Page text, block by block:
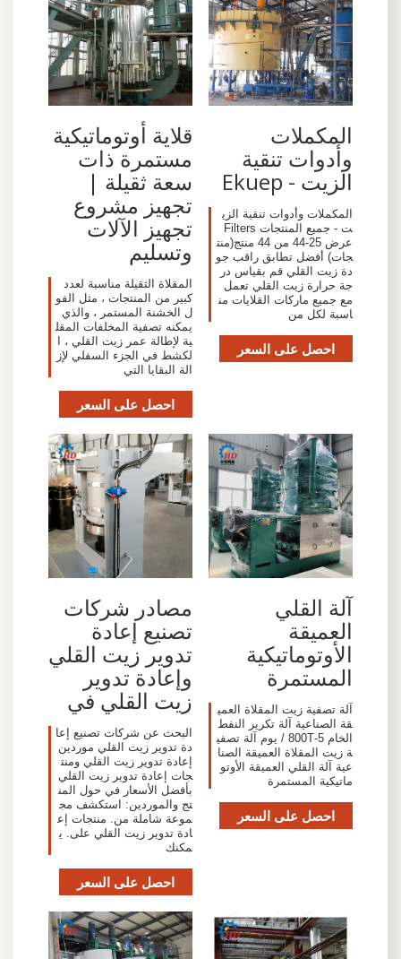
المكملات
وأدوات تنقية
الزيت - Ekuep
المكملات وأدوات تنقية الزي
ت - جميع المنتجات Filters
عرض 25-44 من 44 منتج(منت
جات) أفضل تطابق راقب جو
دة زيت القلي قم بقياس در
جة حرارة زيت القلي تعمل
مع جميع ماركات القلايات من
اسبة لكل من
احصل على السعر
قلاية أوتوماتيكية
مستمرة ذات
سعة ثقيلة |
تجهيز مشروع
تجهيز الآلات
وتسليم
المقلاة الثقيلة مناسبة لعدد
كبير من المنتجات ، مثل الفو
ل الخشنة المستمر ، والذي
يمكنه تصفية المخلفات المقل
ية لإطالة عمر زيت القلي ، ا
لكشط في الجزء السفلي لإز
الة البقايا التي
احصل على السعر
آلة القلي
العميقة
الأوتوماتيكية
المستمرة
آلة تصفية زيت المقلاة العمي
قة الصناعية آلة تكرير النفط
الخام 5-800T / يوم آلة تصفي
ة زيت المقلاة العميقة الصنا
عية آلة القلي العميقة الأوتو
ماتيكية المستمرة
احصل على السعر
مصادر شركات
تصنيع إعادة
تدوير زيت القلي
وإعادة تدوير
زيت القلي في
البحث عن شركات تصنيع إعا
دة تدوير زيت القلي موردين
إعادة تدوير زيت القلي ومنت
جات إعادة تدوير زيت القلي
بأفضل الأسعار في حول المن
تج والموردين: استكشف مج
موعة شاملة من. منتجات إع
ادة تدوير زيت القلي على. ي
مكنك
احصل على السعر